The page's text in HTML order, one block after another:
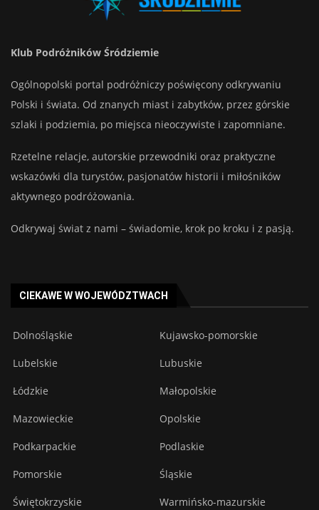
Klub Podróżników Śródziemie
Ogólnopolski portal podróżniczy poświęcony odkrywaniu
Polski i świata. Od znanych miast i zabytków, przez górskie
szlaki i podziemia, po miejsca nieoczywiste i zapomniane.
Rzetelne relacje, autorskie przewodniki oraz praktyczne
wskazówki dla turystów, pasjonatów historii i miłośników
aktywnego podróżowania.
Odkrywaj świat z nami – świadomie, krok po kroku i z pasją.
CIEKAWE W WOJEWÓDZTWACH
Dolnośląskie Kujawsko-pomorskie
Lubelskie Lubuskie
Łódzkie Małopolskie
Mazowieckie Opolskie
Podkarpackie Podlaskie
Pomorskie Śląskie
Świętokrzyskie Warmińsko-mazurskie